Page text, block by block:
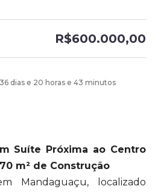
R$600.000,00
36 dias e 20 horas e 43 minutos
Suíte Próxima ao Centro
m² de Construção
Mandaguaçu, localizado